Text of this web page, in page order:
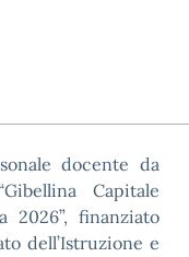
docente da
Capitale
2026”, finanziato
dell’Istruzione e